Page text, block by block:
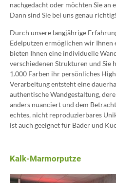
nachgedacht oder möchten Sie an
Dann sind Sie bei uns genau richtig!
Durch unsere langjährige
Edelputzen ermöglichen wir Ihnen
bieten Ihnen eine individuelle
verschiedenen Strukturen und Sie
1.000 Farben ihr persönliches
Verarbeitung entsteht eine
authentische Wandgestaltung,
anders nuanciert und dem
echtes, nicht reproduzierbares
ist auch geeignet für Bäder und
Kalk-Marmorputze